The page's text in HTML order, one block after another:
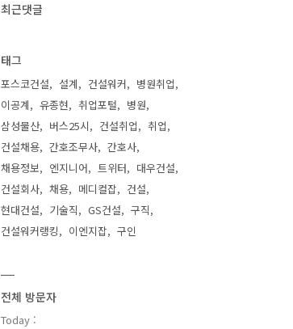
최근댓글
태그
포스코건설 설계 건설워커
병원취업
이공계
유종현 취업포털
병원
삼성물산
버스25시 건설취업
취업
건설채용
간호조무사
간호사
채용정보
엔지니어 트위터
대우건설
건설회사
채용 메디컬잡
건설
현대건설
기술직 GS건설
구직
건설워커랭킹
이엔지잡 구인
전체 방문자
Today :